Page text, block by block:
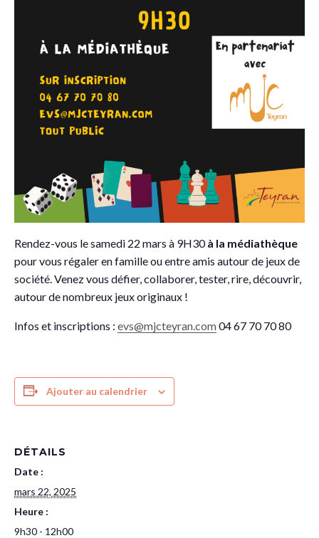
Rendez-vous le samedi 22 mars à 9H30à la médiathèque
pour vous régaler en famille ou entre amis autour de jeux de
société. Venez vous défier, collaborer, tester, rire, découvrir,
autour de nombreux jeux originaux !
Infos et inscriptions : evs@mjcteyran.com04 67 70 70 80
Ajouter au calendrier
DÉTAILS
Date :
mars 22, 2025
Heure :
9h30 - 12h00